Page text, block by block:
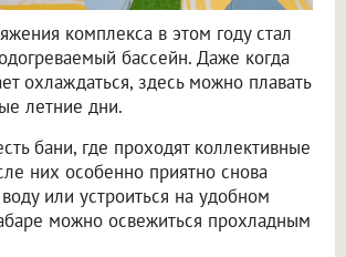
комплекса в этом году стал
бассейн. Даже когда
охлаждаться, здесь можно плавать
летние дни.
бани, где проходят коллективные
них особенно приятно снова
или устроиться на удобном
можно освежиться прохладным